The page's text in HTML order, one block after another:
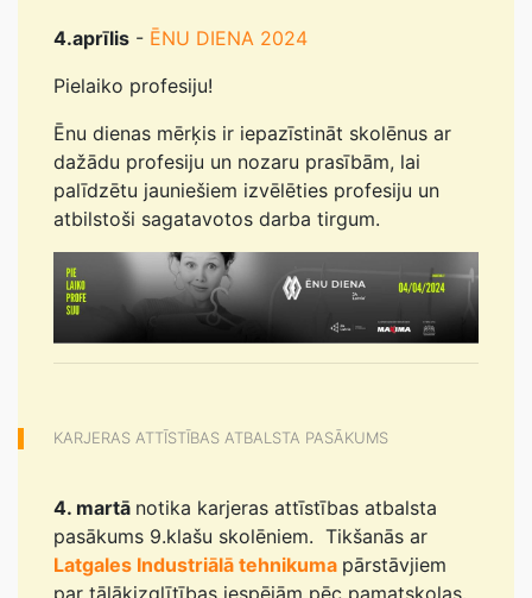
4.aprīlis - ĒNU DIENA 2024
Pielaiko profesiju!
Ēnu dienas mērķis ir iepazīstināt skolēnus ar
dažādu profesiju un nozaru prasībām, lai
palīdzētu jauniešiem izvēlēties profesiju un
atbilstoši sagatavotos darba tirgum.
KARJERAS ATTĪSTĪBAS ATBALSTA PASĀKUMS
4. martā notika karjeras attīstības atbalsta
pasākums 9.klašu skolēniem. Tikšanās ar
Latgales Industriālā tehnikuma pārstāvjiem